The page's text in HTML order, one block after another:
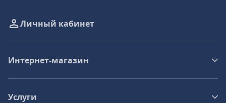
Личный кабинет
Интернет-магазин
Услуги